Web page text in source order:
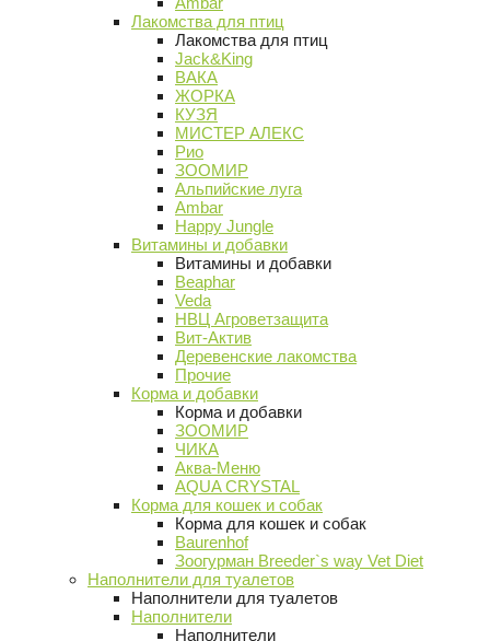
Лакомства для птиц
Лакомства для птиц
Jack&King
ВАКА
ЖОРКА
КУЗЯ
МИСТЕР АЛЕКС
Рио
ЗООМИР
Альпийские луга
Ambar
Happy Jungle
Витамины и добавки
Витамины и добавки
Beaphar
Veda
НВЦ Агроветзащита
Вит-Актив
Деревенские лакомства
Прочие
Корма и добавки
Корма и добавки
ЗООМИР
ЧИКА
Аква-Меню
AQUA CRYSTAL
Корма для кошек и собак
Корма для кошек и собак
Baurenhof
Зоогурман Breeder`s way Vet Diet
Наполнители для туалетов
Наполнители для туалетов
Наполнители
Наполнители